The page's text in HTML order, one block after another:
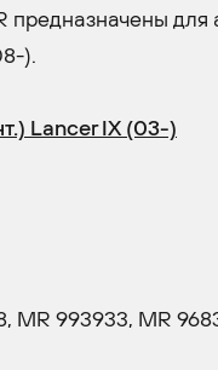
предназначены
).
Lancer IX (03-)
MR 993933, MR